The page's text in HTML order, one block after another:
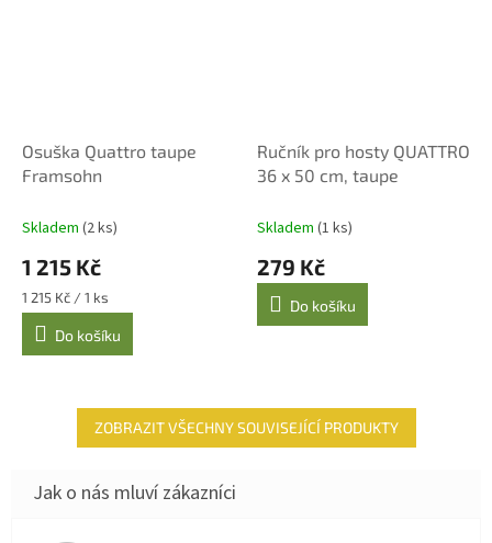
Osuška Quattro taupe
Framsohn
Skladem (2 ks)
1 215 Kč
Měrná
cena:
1 215 Kč / 1 ks
Do košíku
Ručník pro hosty QUATTRO
36 x 50 cm, taupe
Skladem (1 ks)
279 Kč
Do košíku
ZOBRAZIT VŠECHNY SOUVISEJÍCÍ PRODUKTY